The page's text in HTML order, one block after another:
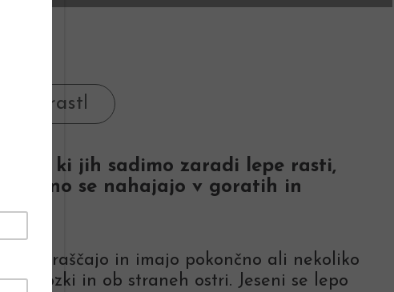
ki jih sadimo zaradi lepe rasti,
se nahajajo v goratih in
razraščajo in imajo pokončno ali nekoliko
so ozki in ob straneh ostri. Jeseni se lepo